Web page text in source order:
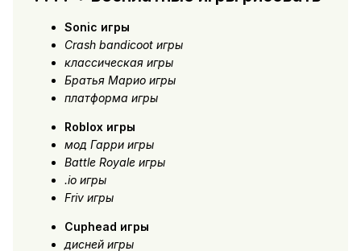
Sonic игры
Crash bandicoot игры
классическая игры
Братья Марио игры
платформа игры
Roblox игры
мод Гарри игры
Battle Royale игры
.io игры
Friv игры
Cuphead игры
дисней игры